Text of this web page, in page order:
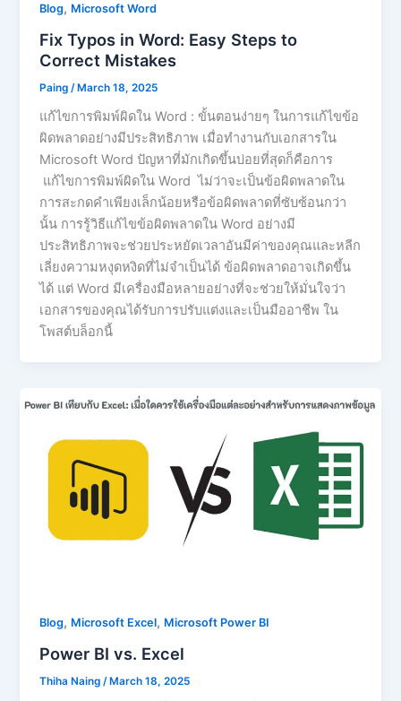
Blog, Microsoft Word
Fix Typos in Word: Easy Steps to
Correct Mistakes
Paing /March 18, 2025
แก้ไขการพิมพ์ผิดใน Word : ขั้นตอนง่ายๆ ในการแก้ไขข้อ
ผิดพลาดอย่างมีประสิทธิภาพ เมื่อทำงานกับเอกสารใน
Microsoft Word ปัญหาที่มักเกิดขึ้นบ่อยที่สุดก็คือการ
แก้ไขการพิมพ์ผิดใน Word ไม่ว่าจะเป็นข้อผิดพลาดใน
การสะกดคำเพียงเล็กน้อยหรือข้อผิดพลาดที่ซับซ้อนกว่า
นั้น การรู้วิธีแก้ไขข้อผิดพลาดใน Word อย่างมี
ประสิทธิภาพจะช่วยประหยัดเวลาอันมีค่าของคุณและหลีก
เลี่ยงความหงุดหงิดที่ไม่จำเป็นได้ ข้อผิดพลาดอาจเกิดขึ้น
ได้ แต่ Word มีเครื่องมือหลายอย่างที่จะช่วยให้มั่นใจว่า
เอกสารของคุณได้รับการปรับแต่งและเป็นมืออาชีพ ใน
โพสต์บล็อกนี้
Blog, Microsoft Excel, Microsoft Power BI
Power BI vs. Excel
Thiha Naing /March 18, 2025